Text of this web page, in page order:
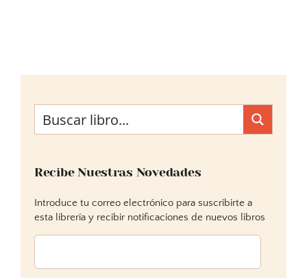
Recibe Nuestras Novedades
Introduce tu correo electrónico para suscribirte a
esta librería y recibir notificaciones de nuevos libros
Dirección
correo